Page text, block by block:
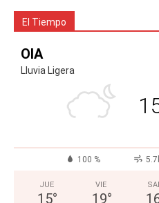
El Tiempo
OIA
Lluvia Ligera
100 %
JUE
15°
VIE
19°